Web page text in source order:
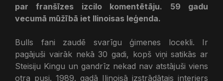
par franšīzes izcilo komentētāju. 59 gadu
vecumā mūžībā iet Ilinoisas leģenda.
Bulls fani zaudē svarīgu ģimenes locekli. Ir
pagājuši vairāk nekā 30 gadi, kopš viņi satikās ar
Steisiju Kingu un gandrīz nekad nav atstājuši viens
otra pusi. 1989. gadā Ilinoisā izstrādātais interjers